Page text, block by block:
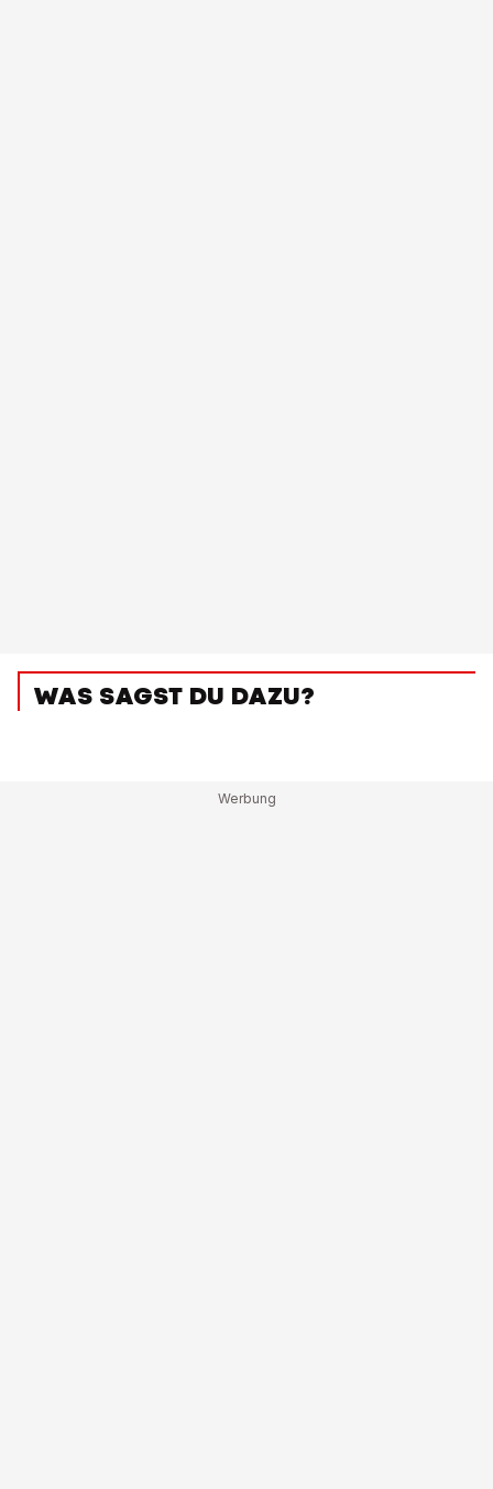
WAS SAGST DU DAZU?